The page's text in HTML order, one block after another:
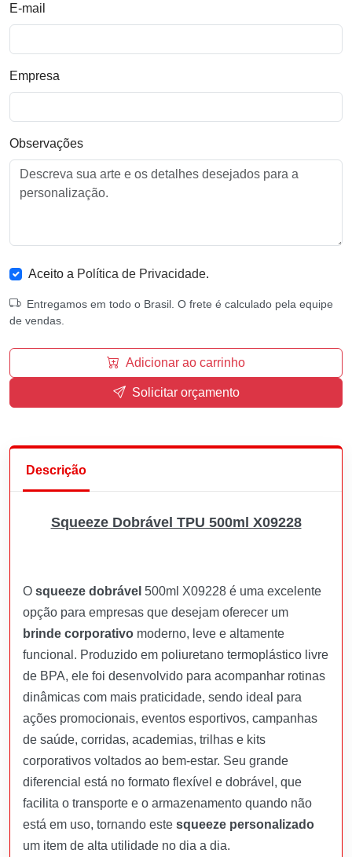
E-mail
Empresa
Observações
Aceito a Política de Privacidade.
Entregamos em todo o Brasil. O frete é calculado pela equipe
de vendas.
Adicionar ao carrinho
Solicitar orçamento
Descrição
Squeeze Dobrável TPU 500ml X09228
O squeeze dobrável 500ml X09228 é uma excelente
opção para empresas que desejam oferecer um
brinde corporativo moderno, leve e altamente
funcional. Produzido em poliuretano termoplástico livre
de BPA, ele foi desenvolvido para acompanhar rotinas
dinâmicas com mais praticidade, sendo ideal para
ações promocionais, eventos esportivos, campanhas
de saúde, corridas, academias, trilhas e kits
corporativos voltados ao bem-estar. Seu grande
diferencial está no formato flexível e dobrável, que
facilita o transporte e o armazenamento quando não
está em uso, tornando este squeeze personalizado
um item de alta utilidade no dia a dia.